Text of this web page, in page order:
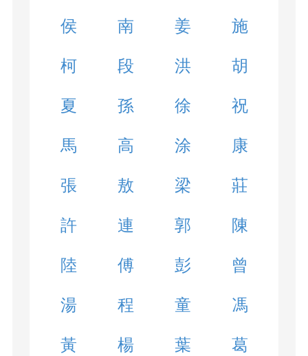
侯 南 姜 施
柯 段 洪 胡
夏 孫 徐 祝
馬 高 涂 康
張 敖 梁 莊
許 連 郭 陳
陸 傅 彭 曾
湯 程 童 馮
黃 楊 葉 葛